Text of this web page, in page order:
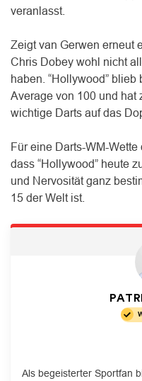
veranlasst.
Zeigt van Gerwen erneut
Chris Dobey wohl nicht
haben. “Hollywood”
Average von 100 und hat
wichtige Darts auf das
Für eine Darts-WM-Wette
dass “Hollywood” heute
und Nervosität ganz
15 der Welt ist.
Als begeisterter Sportfan